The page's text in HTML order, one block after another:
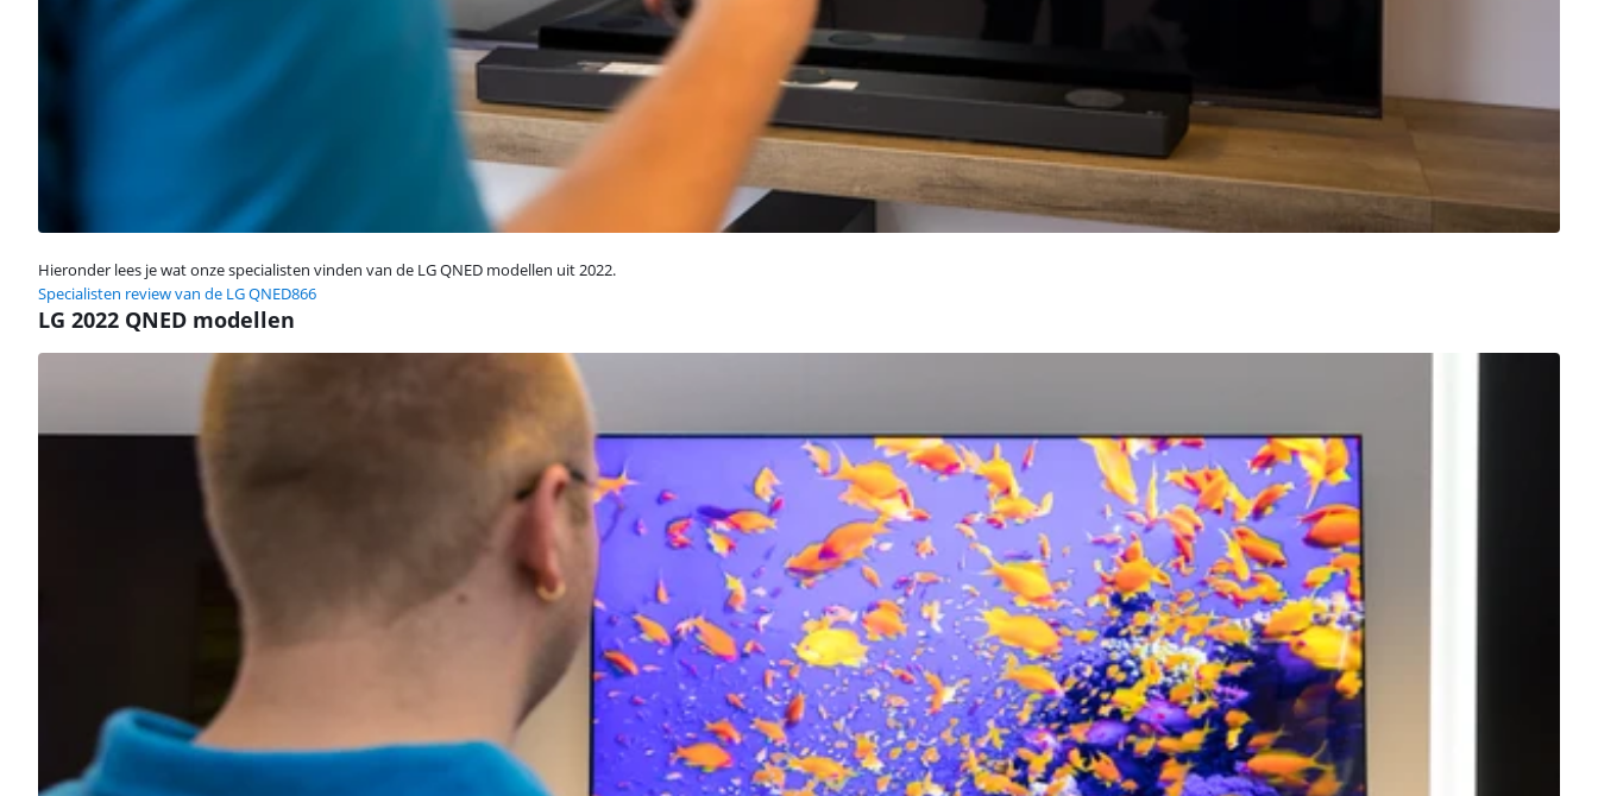
Hieronder lees je wat onze specialisten vinden van de LG QNED modellen uit 2022.
Specialisten review van de LG QNED866
LG 2022 QNED modellen